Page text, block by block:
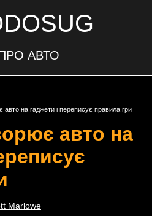
АВТО
авто на гаджети і переписує правила гри
авто на
Marlowe